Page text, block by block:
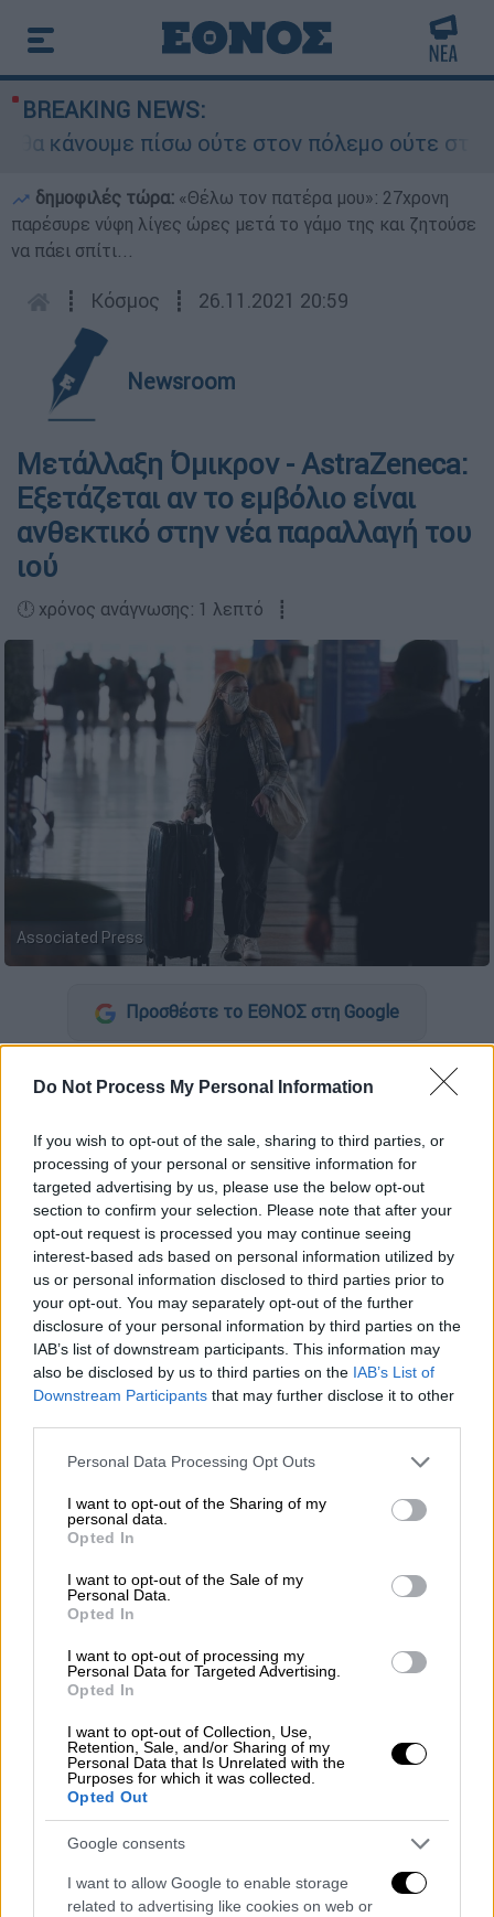
Do Not Process My Personal Information
If you wish to opt-out of the sale, sharing to third parties, or
processing of your personal or sensitive information for
targeted advertising by us, please use the below opt-out
section to confirm your selection. Please note that after your
opt-out request is processed you may continue seeing
interest-based ads based on personal information utilized by
us or personal information disclosed to third parties prior to
your opt-out. You may separately opt-out of the further
disclosure of your personal information by third parties on the
IAB’s list of downstream participants. This information may
also be disclosed by us to third parties on the IAB’s List of
Downstream Participants that may further disclose it to other
Please note that this website/app uses one or more Google
not limited to your visit or usage behaviour. You may click to
grant or deny consent to Google and its third-party tags to
use your data for below specified purposes in below Google
consent section.
Personal Data Processing Opt Outs
I want to opt-out of the Sharing of my
personal data.
Opted In
I want to opt-out of the Sale of my
Personal Data.
Opted In
I want to opt-out of processing my
Personal Data for Targeted Advertising.
Opted In
I want to opt-out of Collection, Use,
Retention, Sale, and/or Sharing of my
Personal Data that Is Unrelated with the
Purposes for which it was collected.
Opted Out
Google consents
I want to allow Google to enable storage
related to advertising like cookies on web or
BREAKING NEWS:
κάνουμε πίσω ούτε στον πόλεμο ούτε στις
δημοφιλές τώρα: «Θέλω τον πατέρα μου»: 27χρονη
παρέσυρε νύφη λίγες ώρες μετά το γάμο της και ζητούσε
να πάει σπίτι...
┋ Κόσμος ┋ 26.11.2021 20:59
Newsroom
Μετάλλαξη Όμικρον - AstraZeneca:
Εξετάζεται αν το εμβόλιο είναι
ανθεκτικό στην νέα παραλλαγή του
ιού
🕛 χρόνος ανάγνωσης: 1 λεπτό ┋
Associated Press
Προσθέστε το ΕΘΝΟΣ στη Google
εμβόλιό της για την Covid-19 θα παραμείνει
αποτελεσματικό και απέναντι στη νέα
μετάλλαξη Όμικροντουκορονοϊούπου
εντοπίστηκε στη Νότια Αφρική, ενώ
εξετάζει επίσης κατά πόσο είναι ανθεκτική
στο εμβόλιό της.
«Όπως και με όλες τις αναδυόμενες
παραλλαγές, εξετάζουμε τη B.1.1.529 για να
κατανοήσουμε περισσότερα για αυτήν και
τις επιπτώσεις της στο εμβόλιο» ανέφερε η
εταιρεία, διευκρινίζοντας ότι διεξάγει
έρευνες στην Μποτσουάνα και την
Εσουατίνι (πρώην Σουαζιλάνδη) για να
συλλέξει δεδομένα.
Κόσμος|26.11.2021 20:23
Παγκόσμιος Οργανισμός Υγείας την
ονομάζει «Όμικρον» - «Παραλλαγή
ανησυχίας»
Κόσμος|26.11.2021 20:17
Κορονοϊός -Αφρικανική μετάλλαξη: Ο
κόσμος κλείνει τα σύνορά του για την
νότια Αφρική - Aγανάκτηση του
τουριστικού τομέα